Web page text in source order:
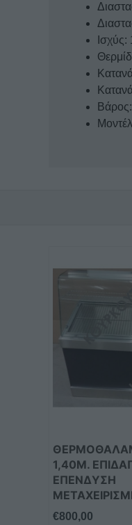
1,40Μ.
ΕΠΕΝΔΥΣΗ
€800,00